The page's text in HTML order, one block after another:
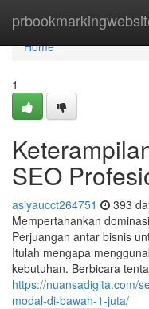
Home
Home
1
SEO
asiyaucct264751 393
Mempertahankan
Perjuangan antar bisnis
Itulah mengapa
kebutuhan. Berbicara
https://nuansadigita.com/
modal-di-bawah-1-juta/